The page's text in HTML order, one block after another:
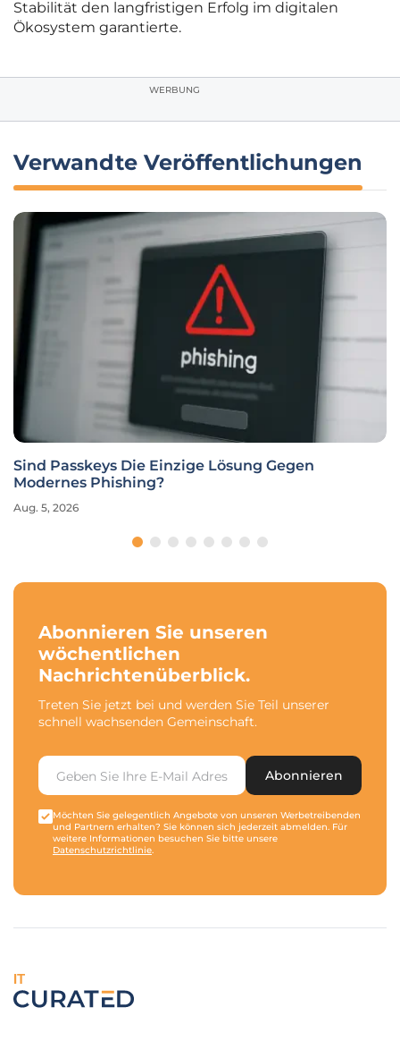
Stabilität den langfristigen Erfolg im digitalen
Ökosystem garantierte.
WERBUNG
Verwandte Veröffentlichungen
Sind Passkeys Die Einzige Lösung Gegen
Modernes Phishing?
Aug. 5, 2026
Abonnieren Sie unseren
wöchentlichen
Nachrichtenüberblick.
Treten Sie jetzt bei und werden Sie Teil unserer
schnell wachsenden Gemeinschaft.
Abonnieren
Möchten Sie gelegentlich Angebote von unseren Werbetreibenden
und Partnern erhalten? Sie können sich jederzeit abmelden. Für
weitere Informationen besuchen Sie bitte unsere
Datenschutzrichtlinie.
IT